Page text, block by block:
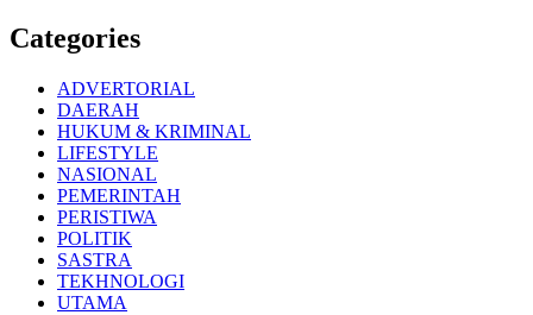
Categories
ADVERTORIAL
DAERAH
HUKUM & KRIMINAL
LIFESTYLE
NASIONAL
PEMERINTAH
PERISTIWA
POLITIK
SASTRA
TEKHNOLOGI
UTAMA